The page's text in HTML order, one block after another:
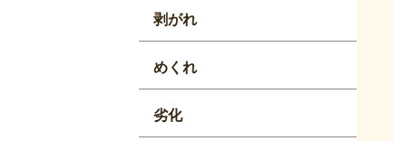
剥がれ
めくれ
劣化